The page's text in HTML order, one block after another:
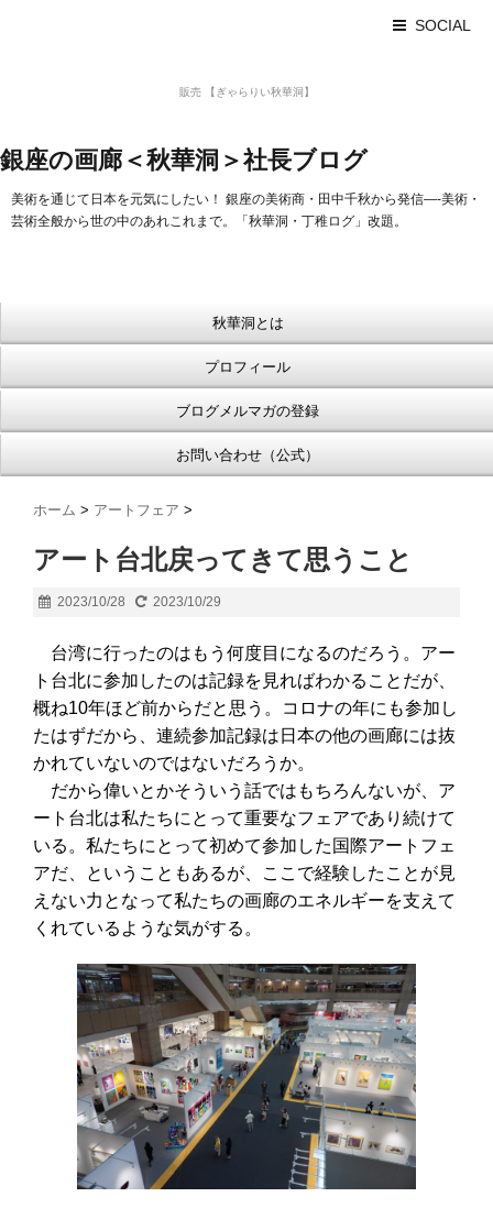
SOCIAL
販売 【ぎゃらりい秋華洞】
銀座の画廊＜秋華洞＞社長ブログ
美術を通じて日本を元気にしたい！ 銀座の美術商・田中千秋から発信—-美術・
芸術全般から世の中のあれこれまで。「秋華洞・丁稚ログ」改題。
秋華洞とは
プロフィール
ブログメルマガの登録
お問い合わせ（公式）
ホーム > アートフェア >
アート台北戻ってきて思うこと
2023/10/28 2023/10/29
台湾に行ったのはもう何度目になるのだろう。アー
ト台北に参加したのは記録を見ればわかることだが、
概ね10年ほど前からだと思う。コロナの年にも参加し
たはずだから、連続参加記録は日本の他の画廊には抜
かれていないのではないだろうか。
だから偉いとかそういう話ではもちろんないが、ア
ート台北は私たちにとって重要なフェアであり続けて
いる。私たちにとって初めて参加した国際アートフェ
アだ、ということもあるが、ここで経験したことが見
えない力となって私たちの画廊のエネルギーを支えて
くれているような気がする。